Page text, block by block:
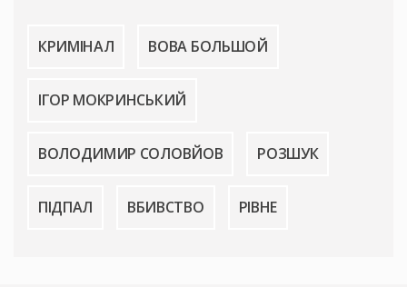
КРИМІНАЛ ВОВА БОЛЬШОЙ
ІГОР МОКРИНСЬКИЙ
ВОЛОДИМИР СОЛОВЙОВ РОЗШУК
ПІДПАЛ ВБИВСТВО РІВНЕ